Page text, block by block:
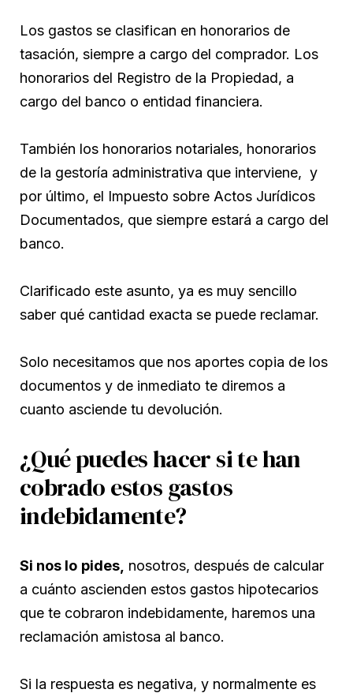
Los gastos se clasifican en honorarios de
tasación, siempre a cargo del comprador. Los
honorarios del Registro de la Propiedad, a
cargo del banco o entidad financiera.
También los honorarios notariales, honorarios
de la gestoría administrativa que interviene, y
por último, el Impuesto sobre Actos Jurídicos
Documentados, que siempre estará a cargo del
banco.
Clarificado este asunto, ya es muy sencillo
saber qué cantidad exacta se puede reclamar.
Solo necesitamos que nos aportes copia de los
documentos y de inmediato te diremos a
cuanto asciende tu devolución.
¿Qué puedes hacer si te han
cobrado estos gastos
indebidamente?
Si nos lo pides nosotros, después de calcular
a cuánto ascienden estos gastos hipotecarios
que te cobraron indebidamente, haremos una
reclamación amistosa al banco.
Si la respuesta es negativa, y normalmente es